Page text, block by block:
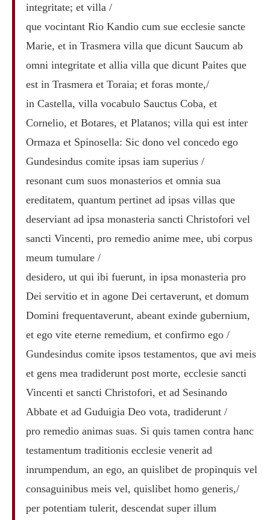
integritate; et villa /
que vocintant Rio Kandio cum sue ecclesie sancte
Marie, et in Trasmera villa que dicunt Saucum ab
omni integritate et allia villa que dicunt Paites que
est in Trasmera et Toraia; et foras monte,/
in Castella, villa vocabulo Sauctus Coba, et
Cornelio, et Botares, et Platanos; villa qui est inter
Ormaza et Spinosella: Sic dono vel concedo ego
Gundesindus comite ipsas iam superius /
resonant cum suos monasterios et omnia sua
ereditatem, quantum pertinet ad ipsas villas que
deserviant ad ipsa monasteria sancti Christofori vel
sancti Vincenti, pro remedio anime mee, ubi corpus
meum tumulare /
desidero, ut qui ibi fuerunt, in ipsa monasteria pro
Dei servitio et in agone Dei certaverunt, et domum
Domini frequentaverunt, abeant exinde gubernium,
et ego vite eterne remedium, et confirmo ego /
Gundesindus comite ipsos testamentos, que avi meis
et gens mea tradiderunt post morte, ecclesie sancti
Vincenti et sancti Christofori, et ad Sesinando
Abbate et ad Guduigia Deo vota, tradiderunt /
pro remedio animas suas. Si quis tamen contra hanc
testamentum traditionis ecclesie venerit ad
inrumpendum, an ego, an quislibet de propinquis vel
consaguinibus meis vel, quislibet homo generis,/
per potentiam tulerit, descendat super illum